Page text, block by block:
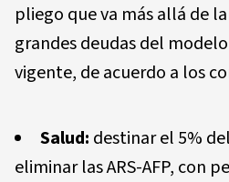
pliego que va más allá de
grandes deudas del
vigente, de acuerdo a los
Salud: destinar el 5%
eliminar las ARS-AFP, con